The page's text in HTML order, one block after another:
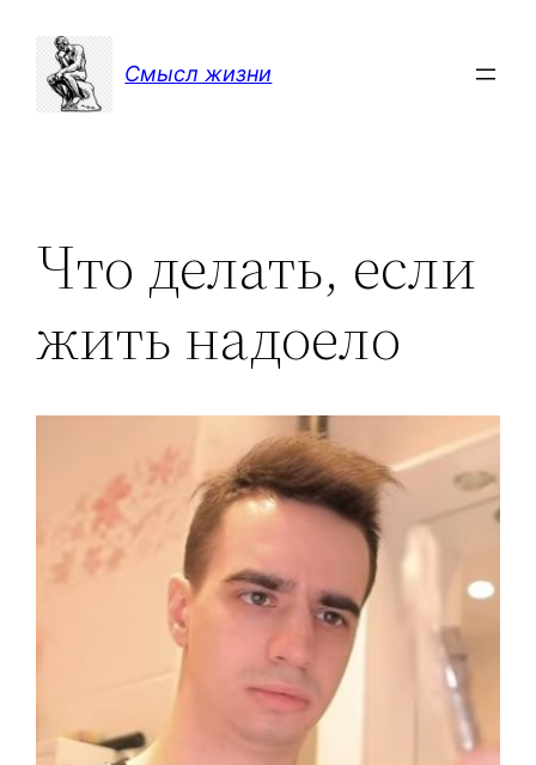
содержимому
Смысл жизни
Что делать, если
жить надоело